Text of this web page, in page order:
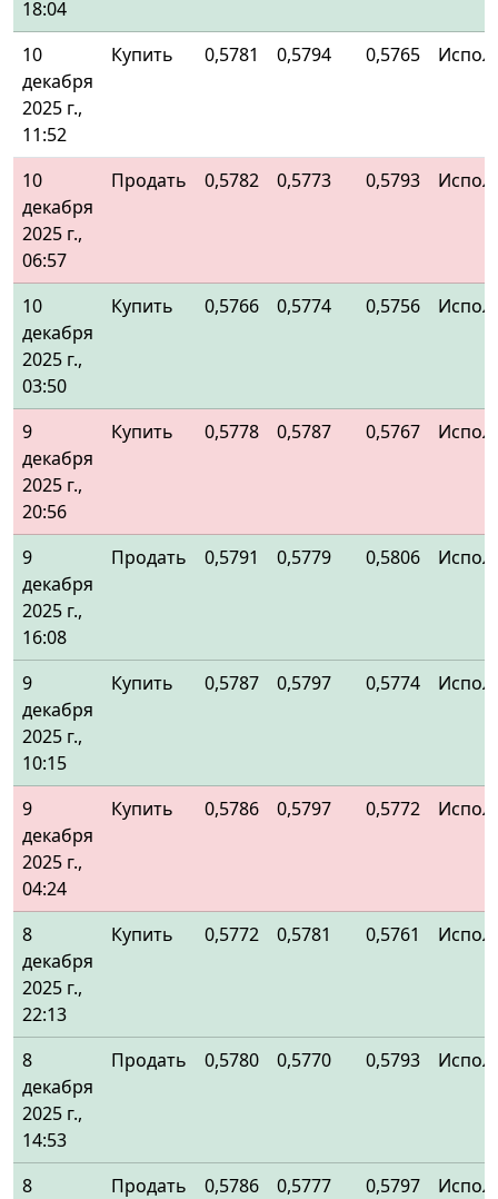
18:04
10
декабря
2025 г.,
11:52
Купить 0,5781 0,5794 0,5765
10
декабря
2025 г.,
06:57
Продать 0,5782 0,5773 0,5793
10
декабря
2025 г.,
03:50
Купить 0,5766 0,5774 0,5756
9
декабря
2025 г.,
20:56
Купить 0,5778 0,5787 0,5767
9
декабря
2025 г.,
16:08
Продать 0,5791 0,5779 0,5806
9
декабря
2025 г.,
10:15
Купить 0,5787 0,5797 0,5774
9
декабря
2025 г.,
04:24
Купить 0,5786 0,5797 0,5772
8
декабря
2025 г.,
22:13
Купить 0,5772 0,5781 0,5761
8
декабря
2025 г.,
14:53
Продать 0,5780 0,5770 0,5793
8
Продать 0,5786 0,5777 0,5797